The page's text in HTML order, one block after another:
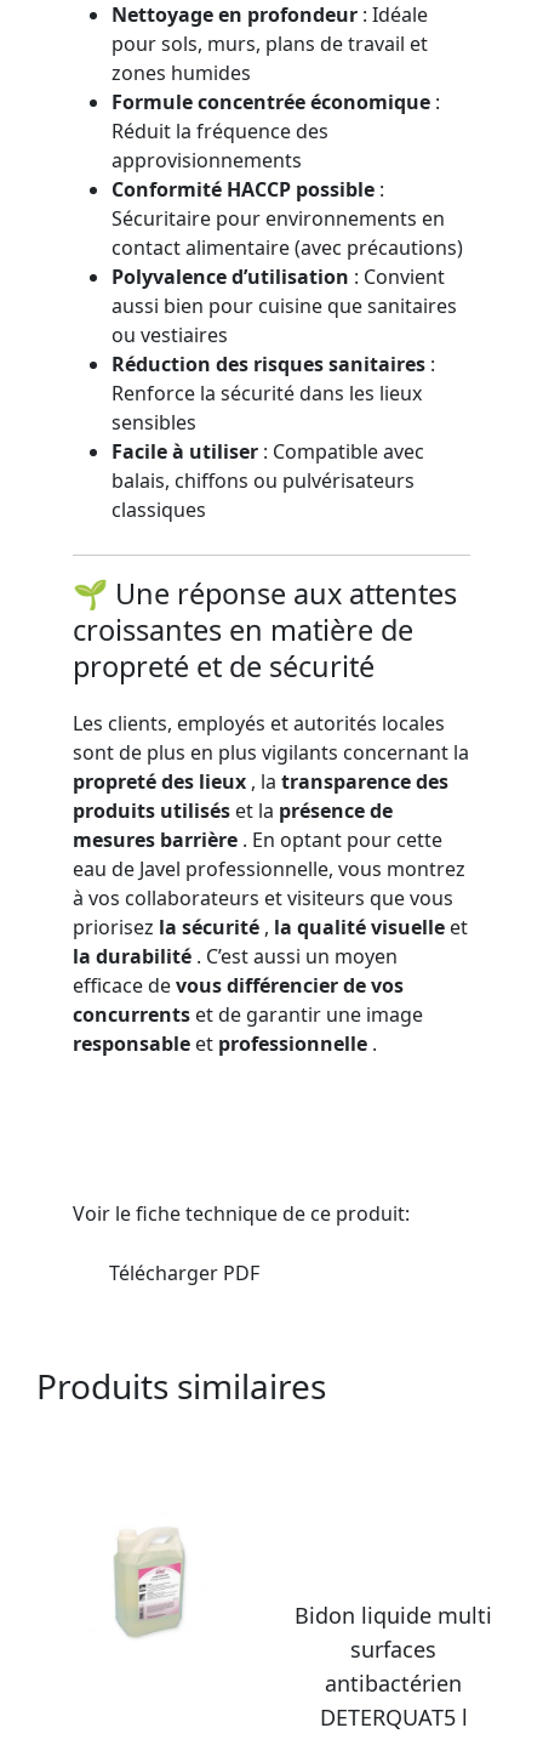
Nettoyage en profondeur : Idéale
pour sols, murs, plans de travail et
zones humides
Formule concentrée économique :
Réduit la fréquence des
approvisionnements
Conformité HACCP possible :
Sécuritaire pour environnements en
contact alimentaire (avec précautions)
Polyvalence d’utilisation : Convient
aussi bien pour cuisine que sanitaires
ou vestiaires
Réduction des risques sanitaires :
Renforce la sécurité dans les lieux
sensibles
Facile à utiliser : Compatible avec
balais, chiffons ou pulvérisateurs
classiques
🌱 Une réponse aux attentes
croissantes en matière de
propreté et de sécurité
Les clients, employés et autorités locales
sont de plus en plus vigilants concernant la
propreté des lieux , la transparence des
produits utilisés et la présence de
mesures barrière . En optant pour cette
eau de Javel professionnelle, vous montrez
à vos collaborateurs et visiteurs que vous
priorisez la sécurité , la qualité visuelle et
la durabilité . C’est aussi un moyen
efficace devous différencier de vos
concurrents et de garantir une image
responsable et professionnelle .
Voir le fiche technique de ce produit:
Télécharger PDF
Produits similaires
Bidon liquide multi
surfaces
antibactérien
DETERQUAT5 l